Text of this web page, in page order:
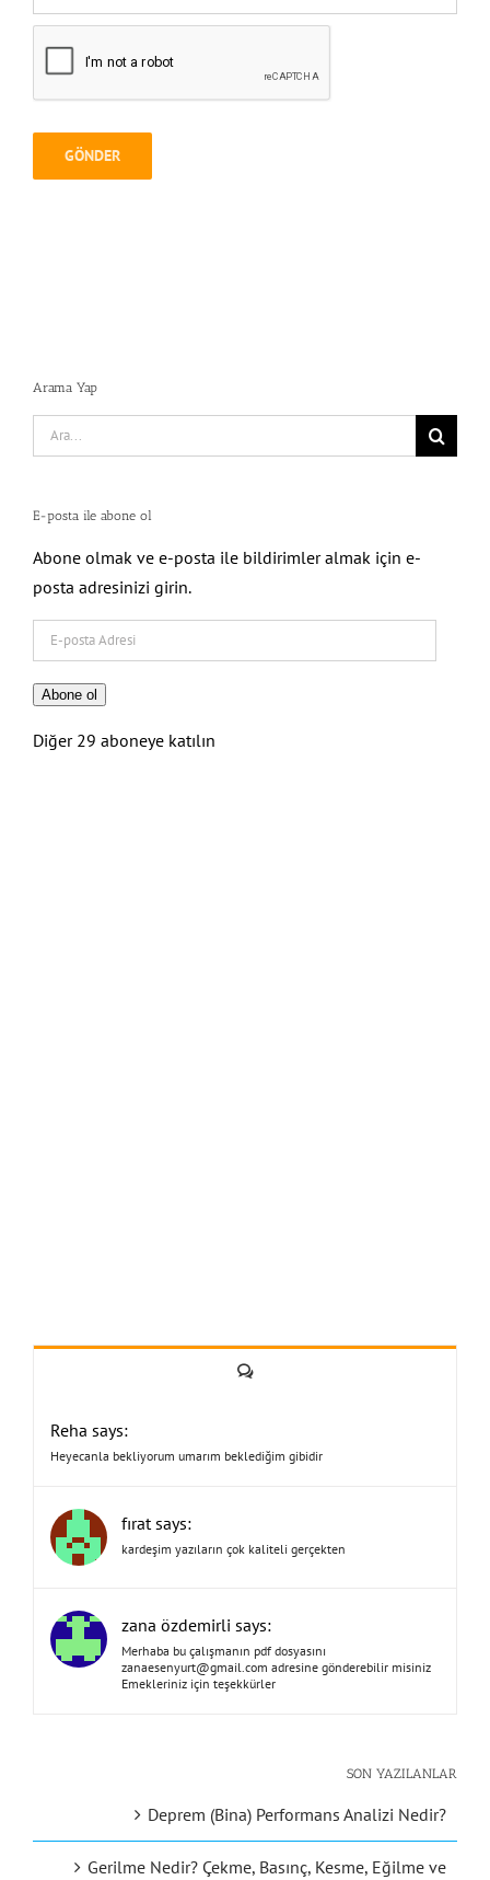
Arama Yap
Search
for:
E-posta ile abone ol
Abone olmak ve e-posta ile bildirimler almak için e-
posta adresinizi girin.
posta
Adresi
Abone ol
Diğer 29 aboneye katılın
Yorum
Reha says:
Heyecanla bekliyorum umarım beklediğim gibidir
fırat says:
kardeşim yazıların çok kaliteli gerçekten
zana özdemirli says:
Merhaba bu çalışmanın pdf dosyasını
zanaesenyurt@gmail.com adresine gönderebilir misiniz
Emekleriniz için teşekkürler
SON YAZILANLAR
Deprem (Bina) Performans Analizi Nedir?
Gerilme Nedir? Çekme, Basınç, Kesme, Eğilme ve